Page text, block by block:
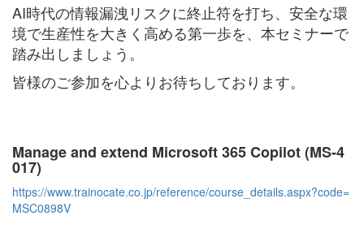
AI時代の情報漏洩リスクに終止符を打ち、 安全な環
境で生産性を大きく高める第一歩を、本セミナーで
踏み出しましょう。
皆様のご参加を心よりお待ちしております。
Manage and extend Microsoft 365 Copilot (MS-4
017)
https://www.trainocate.co.jp/reference/course_details.aspx?code=
MSC0898V